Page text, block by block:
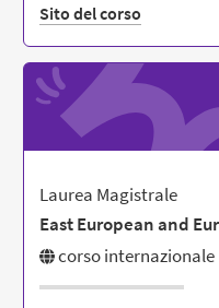
Sito del corso
Laurea Magistrale
East European and
corso internazionale